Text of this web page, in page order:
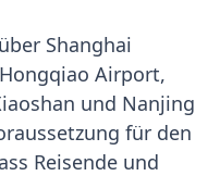
Shanghai
Airport,
und Nanjing
für den
Reisende und